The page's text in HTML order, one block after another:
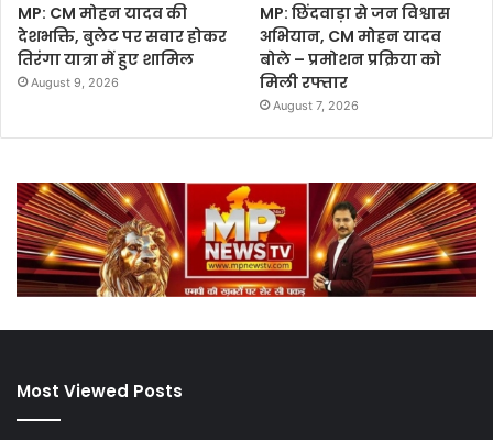
MP: CM मोहन यादव की
देशभक्ति, बुलेट पर सवार होकर
तिरंगा यात्रा में हुए शामिल
August 9, 2026
MP: छिंदवाड़ा से जन विश्वास
अभियान, CM मोहन यादव
बोले – प्रमोशन प्रक्रिया को
मिली रफ्तार
August 7, 2026
Most Viewed Posts